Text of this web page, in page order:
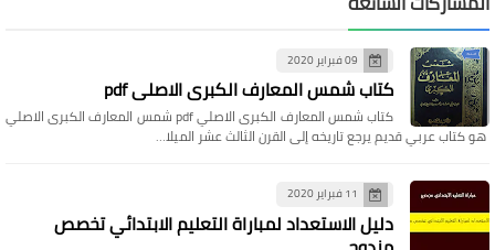
09 فبراير 2020
كتاب شمس المعارف الكبرى الاصلي pdf
كتاب شمس المعارف الكبرى الاصلي pdf شمس المعارف الكبرى الاصلي
هو كتاب عربي قديم يرجع تاريخه إلى القرن الثالث عشر الميلا…
11 فبراير 2020
دليل الاستعداد لمباراة التعليم الابتدائي تخصص